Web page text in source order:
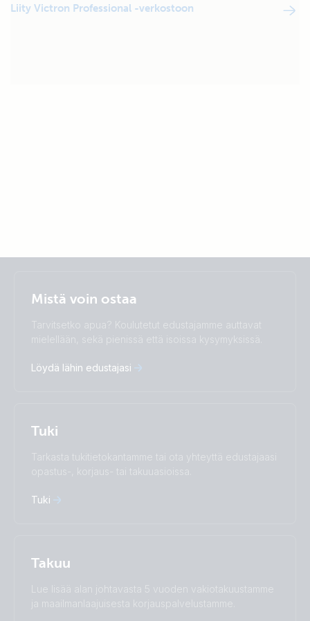
Liity Victron Professional -verkostoon
Suomalainen
Change language
Čeština
Dansk
Español
Türkçe
Ελληνικά
Русский
Українська
Mistä voin ostaa
Tarvitsetko apua? Koulutetut edustajamme auttavat
mielellään, sekä pienissä että isoissa kysymyksissä.
Löydä lähin edustajasi
Tuki
Tarkasta tukitietokantamme tai ota yhteyttä edustajaasi
opastus-, korjaus- tai takuuasioissa.
Tuki
Takuu
Lue lisää alan johtavasta 5 vuoden vakiotakuustamme
ja maailmanlaajuisesta korjauspalvelustamme.